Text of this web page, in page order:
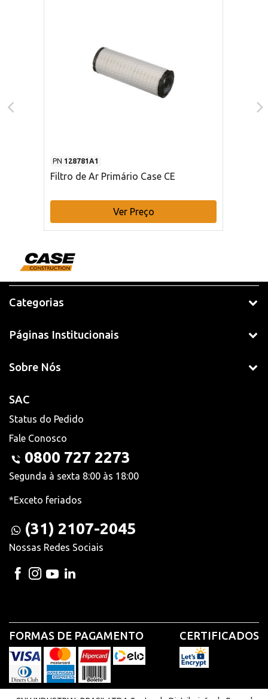
PN 128781A1
Filtro de Ar Primário Case CE
Ver Preço
Categorias
Páginas Institucionais
Sobre Nós
SAC
Status do Pedido
Fale Conosco
0800 727 2273
Segunda à sexta 8:00 às 18:00
*Exceto feriados
(31) 2107-2045
Nossas Redes Sociais
FORMAS DE PAGAMENTO CERTIFICADOS